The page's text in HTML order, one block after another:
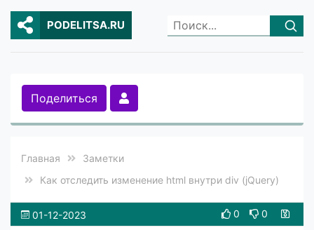
PODELITSA.RU
Поделиться
Главная
Заметки
Как отследить изменение html внутри div (jQuery)
01-12-2023 0 0